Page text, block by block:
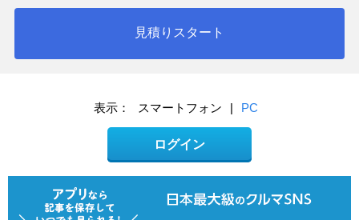
見積りスタート
表示： スマートフォン | PC
ログイン